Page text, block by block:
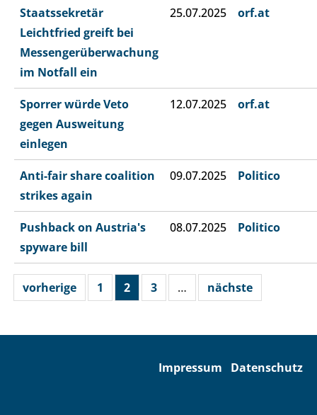
Staatssekretär
Leichtfried greift bei
Messengerüberwachung
im Notfall ein
25.07.2025 orf.at
Sporrer würde Veto
gegen Ausweitung
einlegen
12.07.2025 orf.at
Anti-fair share coalition
strikes again
09.07.2025 Politico
Pushback on Austria's
spyware bill
08.07.2025 Politico
vorherige 1 2 3 … nächste
Impressum Datenschutz